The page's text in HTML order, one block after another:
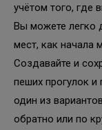
учётом того, где
Вы можете легко
мест, как начала
Создавайте и
пеших прогулок
один из
обратно или по